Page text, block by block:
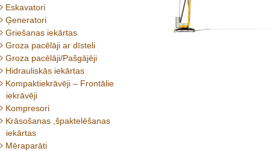
Eskavatori
Ģeneratori
Griešanas iekārtas
Groza pacēlāji ar dīsteli
Groza pacēlāji/Pašgājēji
Hidrauliskās iekārtas
Kompaktiekrāvēji – Frontālie
iekrāvēji
Kompresori
Krāsošanas ,špaktelēšanas
iekārtas
Mēraparāti